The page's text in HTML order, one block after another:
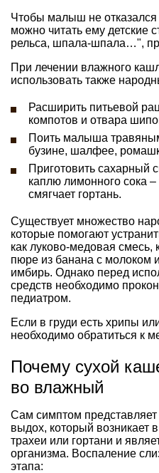
Чтобы малыш не отказался
можно читать ему детские
рельса, шпала-шпала…",
При лечении влажного
использовать также
Расширить питьевой
компотов и отвара
Поить малыша
бузине, шалфее,
Приготовить сахарный
каплю лимонного сока
смягчает гортань.
Существует множество
которые помогают
как луково-медовая
пюре из банана с молоком
имбирь. Однако перед
средств необходимо
педиатром.
Если в груди есть хрипы
необходимо обратиться к
Почему сухой
во влажный
Сам симптом
выдох, который возникает
трахеи или гортани и
организма. Воспаление
этапа: